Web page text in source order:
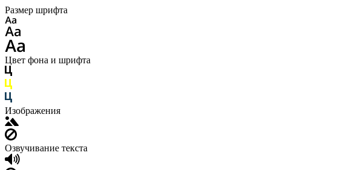
Размер шрифта
Цвет фона и шрифта
Изображения
Озвучивание текста